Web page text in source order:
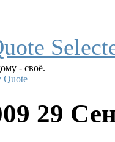
- своё.
Quote
29